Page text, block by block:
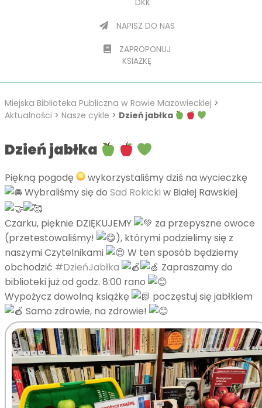
DKK
NAPISZ DO NAS
ZAPROPONUJ
KSIAŻKĘ
Miejska Biblioteka Publiczna w Rawie Mazowieckiej >
Aktualności > Nasze cykle > Dzień jabłka
Dzień jabłka
Piękną pogodę
wykorzystaliśmy dziś na wycieczkę
Wybraliśmy się do Sad Rokicki w Białej Rawskiej
Czarku, pięknie DZIĘKUJEMY
za przepyszne owoce
(przetestowaliśmy!
), którymi podzielimy się z
naszymi Czytelnikami
W ten sposób będziemy
obchodzić #DzieńJabłka
Zapraszamy do
biblioteki już od godz. 8:00 rano
Wypożycz dowolną książkę
poczęstuj się jabłkiem
Samo zdrowie, na zdrowie!